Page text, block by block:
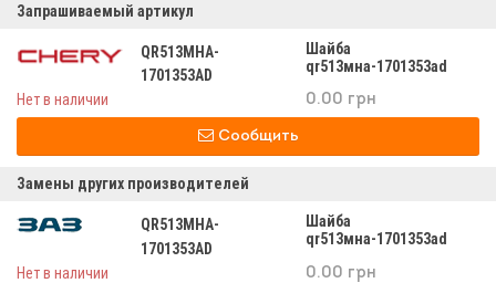
Запрашиваемый артикул
QR513MHA-
1701353AD
Шайба
qr513мна-1701353аd
Нет в наличии
0.00 грн
Сообщить
Замены других производителей
QR513MHA-
1701353AD
Шайба
qr513мна-1701353аd
Нет в наличии
0.00 грн